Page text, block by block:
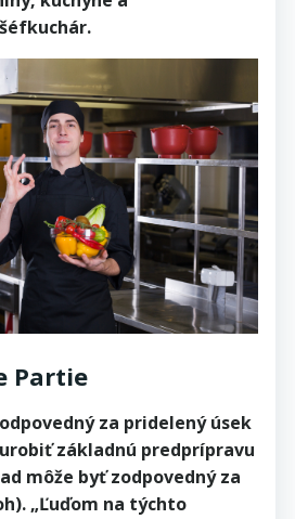
Partie
za pridelený úsek
základnú predprípravu
môže byť zodpovedný za
„Ľuďom na týchto